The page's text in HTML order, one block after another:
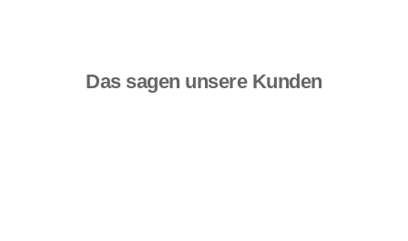
Das sagen unsere Kunden